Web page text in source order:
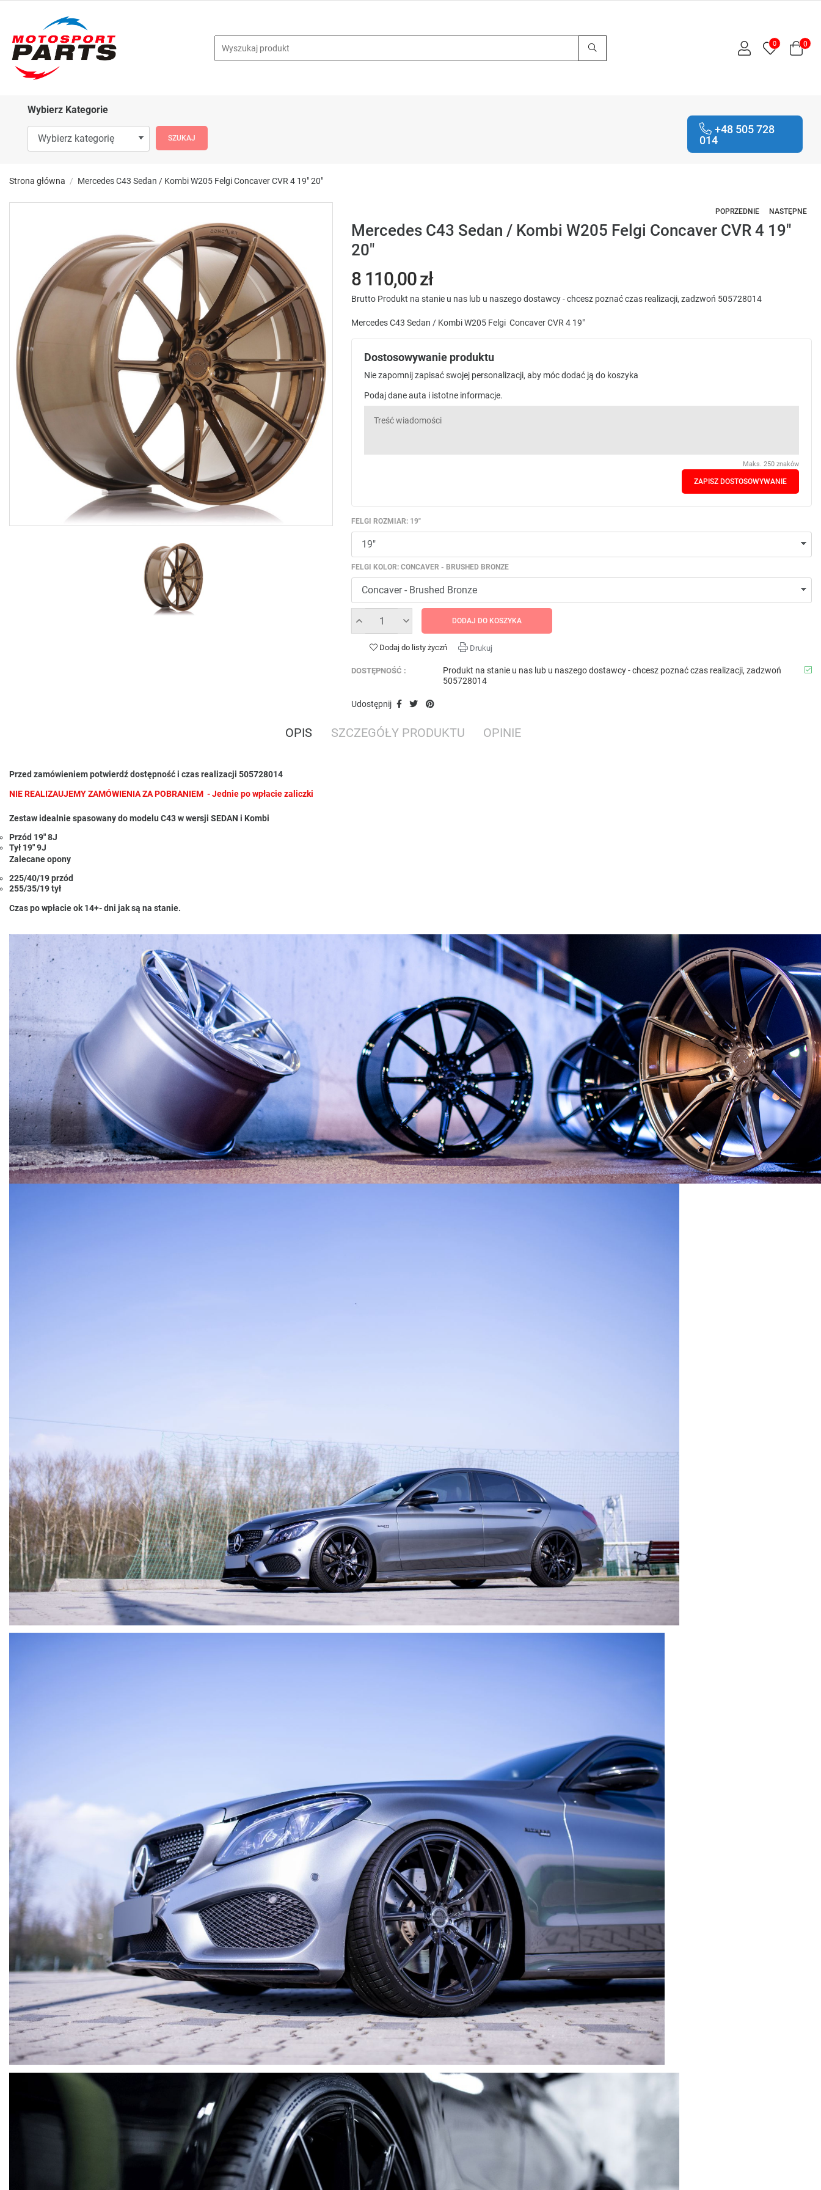
0 0
Wybierz Kategorie
+48 505 728
014
Strona główna Mercedes C43 Sedan / Kombi W205 Felgi Concaver CVR 4 19" 20"
POPRZEDNIE NASTĘPNE
Mercedes C43 Sedan / Kombi W205 Felgi Concaver CVR 4 19"
20"
8 110,00 zł
Brutto Produkt na stanie u nas lub u naszego dostawcy - chcesz poznać czas realizacji, zadzwoń 505728014
Mercedes C43 Sedan / Kombi W205 Felgi Concaver CVR 4 19"
Dostosowywanie produktu
Nie zapomnij zapisać swojej personalizacji, aby móc dodać ją do koszyka
Podaj dane auta i istotne informacje.
Maks. 250 znaków
ZAPISZ DOSTOSOWYWANIE
FELGI ROZMIAR: 19"
FELGI KOLOR: CONCAVER - BRUSHED BRONZE
DODAJ DO KOSZYKA
Dodaj do listy życzń Drukuj
DOSTĘPNOŚĆ :
Produkt na stanie u nas lub u naszego dostawcy - chcesz poznać czas realizacji, zadzwoń
505728014
Udostępnij
OPIS SZCZEGÓŁY PRODUKTU OPINIE
Przed zamówieniem potwierdź dostępność i czas realizacji 505728014
NIE REALIZAUJEMY ZAMÓWIENIA ZA POBRANIEM - Jednie po wpłacie zaliczki
Zestaw idealnie spasowany do modelu C43 w wersji SEDAN i Kombi
Przód 19" 8J
Tył 19" 9J
Zalecane opony
225/40/19 przód
255/35/19 tył
Czas po wpłacie ok 14+- dni jak są na stanie.